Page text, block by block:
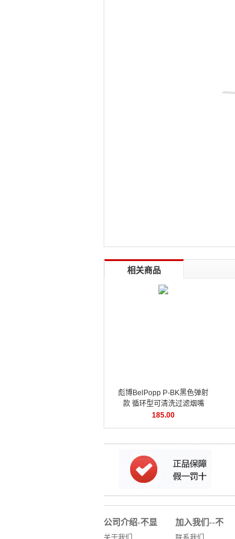
相关商品
彪博BelPopp P-BK黑色弹射
款 循环型可清洗过滤烟嘴
185.00
公司介绍-不显
加入我们--不